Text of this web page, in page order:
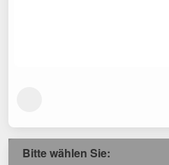
Bitte wählen Sie: